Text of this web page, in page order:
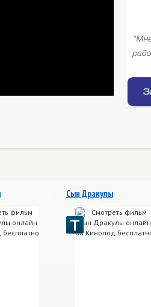
Сын Дракулы